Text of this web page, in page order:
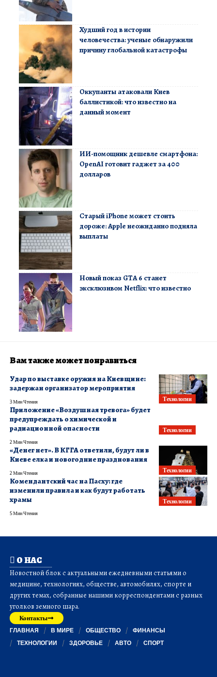
Худший год в истории
человечества: ученые обнаружили
причину глобальной катастрофы
Оккупанты атаковали Киев
баллистикой: что известно на
данный момент
ИИ-помощник дешевле смартфона:
OpenAI готовит гаджет за 400
долларов
Старый iPhone может стоить
дороже: Apple неожиданно подняла
выплаты
Новый показ GTA 6 станет
эксклюзивом Netflix: что известно
Вам также может понравиться
Технологии
Удар по выставке оружия на Киевщине:
задержан организатор мероприятия
3 Мин Чтения
Технологии
Приложение «Воздушная тревога» будет
предупреждать о химической и
радиационной опасности
2 Мин Чтения
Технологии
«Денег нет». В КГГА ответили, будут ли в
Киеве елка и новогодние празднования
2 Мин Чтения
Технологии
Комендантский час на Пасху: где
изменили правила и как будут работать
храмы
5 Мин Чтения
О НАС
Новостной блок с актуальными ежедневными статьями о
медицине, технологиях, обществе, автомобилях, спорте и
других темах, собранные нашими корреспондентами с разных
уголков земного шара.
Контакты
ГЛАВНАЯ В МИРЕ ОБЩЕСТВО
ФИНАНСЫ
ТЕХНОЛОГИИ
ЗДОРОВЬЕ АВТО СПОРТ